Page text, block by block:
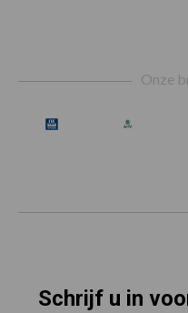
Onze
Schrijf u in